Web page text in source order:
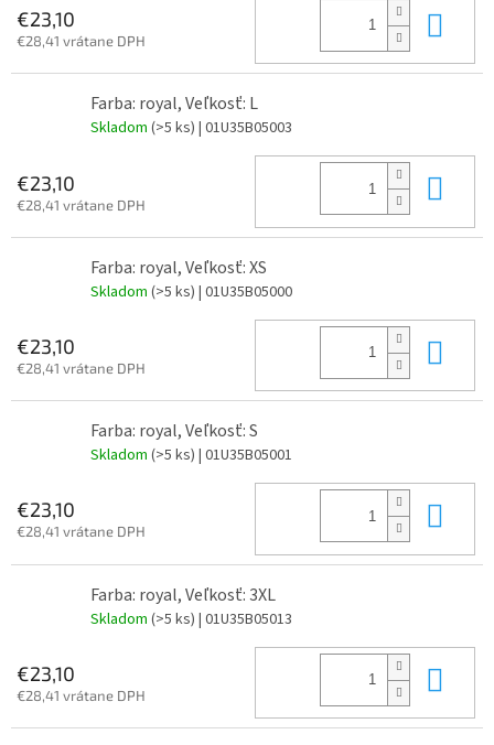
€23,10
€28,41 vrátane DPH
Farba: royal, Veľkosť: L
Skladom (>5 ks) | 01U35B05003
€23,10
€28,41 vrátane DPH
Farba: royal, Veľkosť: XS
Skladom (>5 ks) | 01U35B05000
€23,10
€28,41 vrátane DPH
Farba: royal, Veľkosť: S
Skladom (>5 ks) | 01U35B05001
€23,10
€28,41 vrátane DPH
Farba: royal, Veľkosť: 3XL
Skladom (>5 ks) | 01U35B05013
€23,10
€28,41 vrátane DPH